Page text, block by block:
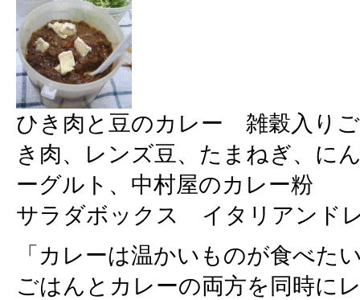
ひき肉と豆のカレー 雑穀入り
き肉、レンズ豆、たまねぎ、に
ーグルト、中村屋のカレー粉
サラダボックス イタリアンド
「カレーは温かいものが食べた
ごはんとカレーの両方を同時に